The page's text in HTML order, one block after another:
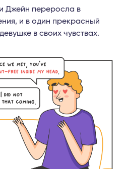
Джейн переросла в
и в один прекрасный
в своих чувствах.